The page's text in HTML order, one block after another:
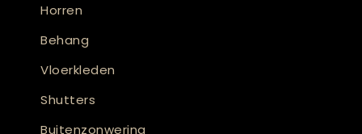
Horren
Behang
Vloerkleden
Shutters
Buitenzonwering